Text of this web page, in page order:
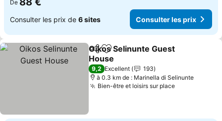
De
Consulter les prix de 6 sites Consulter les prix
PartagerAjouter à mes favoris
Oikos Selinunte Guest
House
Consulter les prix
9,2 Excellent
193
à 0.3 km de : Marinella di Selinunte
Bien-être et loisirs sur placeConsulter